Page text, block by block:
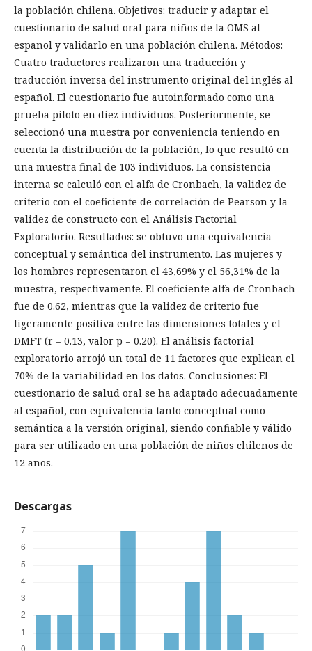
la población chilena. Objetivos: traducir y adaptar el
cuestionario de salud oral para niños de la OMS al
español y validarlo en una población chilena. Métodos:
Cuatro traductores realizaron una traducción y
traducción inversa del instrumento original del inglés al
español. El cuestionario fue autoinformado como una
prueba piloto en diez individuos. Posteriormente, se
seleccionó una muestra por conveniencia teniendo en
cuenta la distribución de la población, lo que resultó en
una muestra final de 103 individuos. La consistencia
interna se calculó con el alfa de Cronbach, la validez de
criterio con el coeficiente de correlación de Pearson y la
validez de constructo con el Análisis Factorial
Exploratorio. Resultados: se obtuvo una equivalencia
conceptual y semántica del instrumento. Las mujeres y
los hombres representaron el 43,69% y el 56,31% de la
muestra, respectivamente. El coeficiente alfa de Cronbach
fue de 0.62, mientras que la validez de criterio fue
ligeramente positiva entre las dimensiones totales y el
DMFT (r = 0.13, valor p = 0.20). El análisis factorial
exploratorio arrojó un total de 11 factores que explican el
70% de la variabilidad en los datos. Conclusiones: El
cuestionario de salud oral se ha adaptado adecuadamente
al español, con equivalencia tanto conceptual como
semántica a la versión original, siendo confiable y válido
para ser utilizado en una población de niños chilenos de
12 años.
Descargas